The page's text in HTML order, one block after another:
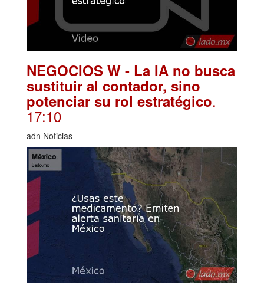
NEGOCIOS W - La IA no busca
sustituir al contador, sino
potenciar su rol estratégico.
17:10
adn Noticias